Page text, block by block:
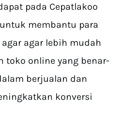
pada Cepatlakoo
membantu para
agar lebih mudah
toko online yang benar-
berjualan dan
konversi